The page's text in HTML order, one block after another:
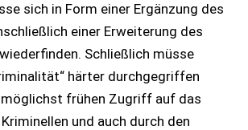
sich in Form einer Ergänzung des
einer Erweiterung des
Schließlich müsse
härter durchgegriffen
frühen Zugriff auf das
und auch durch den